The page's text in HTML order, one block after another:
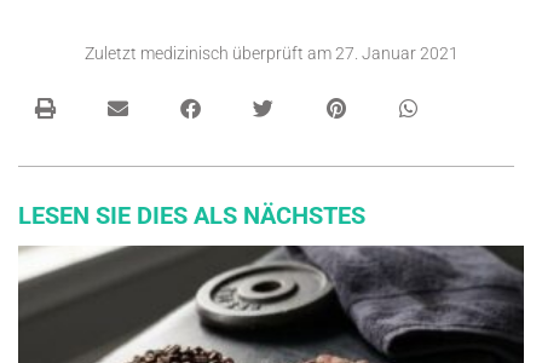
Zuletzt medizinisch überprüft am27. Januar 2021
LESEN SIE DIES ALS NÄCHSTES